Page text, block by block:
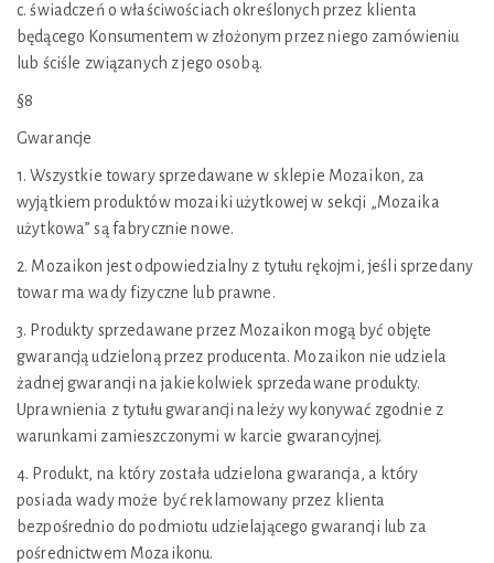
c. świadczeń o właściwościach określonych przez klienta
będącego Konsumentem w złożonym przez niego zamówieniu
lub ściśle związanych z jego osobą.
§8
Gwarancje
1. Wszystkie towary sprzedawane w sklepie Mozaikon, za
wyjątkiem produktów mozaiki użytkowej w sekcji „Mozaika
użytkowa” są fabrycznie nowe.
2. Mozaikon jest odpowiedzialny z tytułu rękojmi, jeśli sprzedany
towar ma wady fizyczne lub prawne.
3. Produkty sprzedawane przez Mozaikon mogą być objęte
gwarancją udzieloną przez producenta. Mozaikon nie udziela
żadnej gwarancji na jakiekolwiek sprzedawane produkty.
Uprawnienia z tytułu gwarancji należy wykonywać zgodnie z
warunkami zamieszczonymi w karcie gwarancyjnej.
4. Produkt, na który została udzielona gwarancja, a który
posiada wady może być reklamowany przez klienta
bezpośrednio do podmiotu udzielającego gwarancji lub za
pośrednictwem Mozaikonu.